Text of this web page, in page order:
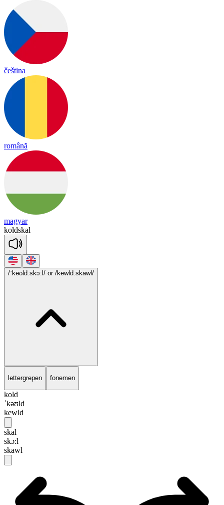
čeština
română
magyar
koldskal
/ˈkəʊld.skɔ:l/ or /kewld.skawl/
lettergrepen fonemen
kold
ˈkəʊld
kewld
skal
skɔ:l
skawl